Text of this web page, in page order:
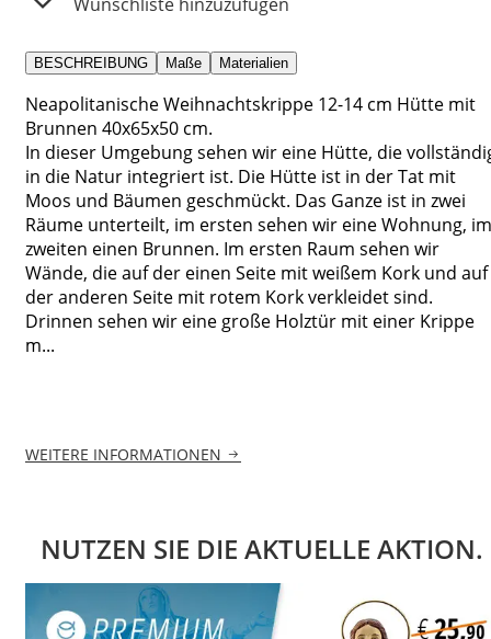
BESCHREIBUNG Maße Materialien
Neapolitanische Weihnachtskrippe 12-14 cm Hütte mit
Brunnen 40x65x50 cm.
In dieser Umgebung sehen wir eine Hütte, die
in die Natur integriert ist. Die Hütte ist in der Tat mit
Moos und Bäumen geschmückt. Das Ganze ist in zwei
Räume unterteilt, im ersten sehen wir eine Wohnung, im
zweiten einen Brunnen. Im ersten Raum sehen wir
Wände, die auf der einen Seite mit weißem Kork und auf
der anderen Seite mit rotem Kork verkleidet sind.
Drinnen sehen wir eine große Holztür mit einer Krippe
m...
WEITERE INFORMATIONEN
NUTZEN SIE DIE AKTUELLE AKTION.